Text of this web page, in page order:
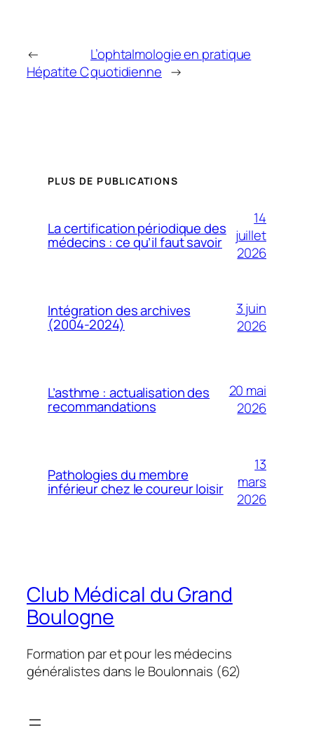
←
Hépatite C
L’ophtalmologie en pratique
quotidienne →
PLUS DE PUBLICATIONS
La certification périodique des
médecins : ce qu’il faut savoir
14
juillet
2026
Intégration des archives
(2004-2024)
3 juin
2026
L’asthme : actualisation des
recommandations
20 mai
2026
Pathologies du membre
inférieur chez le coureur loisir
13
mars
2026
Club Médical du Grand
Boulogne
Formation par et pour les médecins
généralistes dans le Boulonnais (62)